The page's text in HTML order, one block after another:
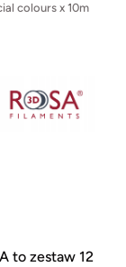
colours x 10m
to zestaw 12